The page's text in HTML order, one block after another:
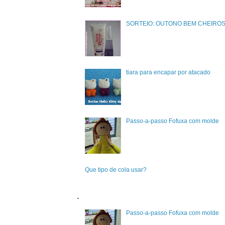
SORTEIO: OUTONO BEM
tiara para encapar por atacado
Passo-a-passo Fofuxa com molde
Que tipo de cola usar?
.
Passo-a-passo Fofuxa com molde